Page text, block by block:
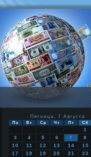
Пятница, 7 Августа
Пн Вт Ср Чт Пт Сб
1
3
4 5 6 7 8
10
11 12 13 14 15
17
18 19 20 21 22